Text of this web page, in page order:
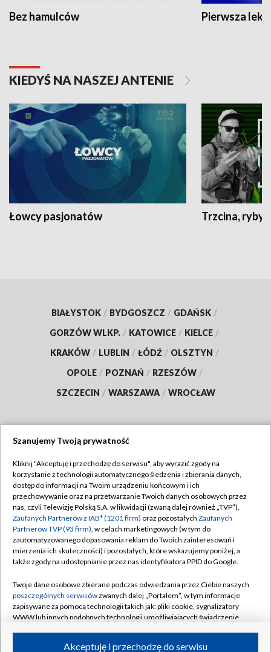
Bez hamulców Pierwsza
KIEDYŚ NA NASZEJ ANTENIE
Łowcy pasjonatów Trzcina, ryby
BIAŁYSTOK / BYDGOSZCZ / GDAŃSK /
GORZÓW WLKP. / KATOWICE / KIELCE /
KRAKÓW / LUBLIN / ŁÓDŹ / OLSZTYN /
OPOLE / POZNAŃ / RZESZÓW /
SZCZECIN / WARSZAWA / WROCŁAW
TVP
Abonament TVP
Emisja w TVP
Centrum informacji TVP
Naziemna Telewizja Cyfrowa
Rada Programowa
System NOS
Informacje o nadawcy
Regulamin TVP
Polityka prywatności
Moje zgody
Pomoc
Kontakt
Kanały
Szanujemy Twoją prywatność
Kliknij "Akceptuję i przechodzę do serwisu", aby wyrazić zgody na
korzystanie z technologii automatycznego śledzenia i zbierania danych,
dostęp do informacji na Twoim urządzeniu końcowym i ich
przechowywanie oraz na przetwarzanie Twoich danych osobowych przez
nas, czyli Telewizję Polską S.A. w likwidacji (zwaną dalej również „TVP”),
Zaufanych Partnerów z IAB* (1201 firm) oraz pozostałych Zaufanych
Partnerów TVP (93 firm), w celach marketingowych (w tym do
zautomatyzowanego dopasowania reklam do Twoich zainteresowań i
mierzenia ich skuteczności) i pozostałych, które wskazujemy poniżej, a
także zgody na udostępnianie przez nas identyfikatora PPID do Google.
Twoje dane osobowe zbierane podczas odwiedzania przez Ciebie naszych
poszczególnych serwisówzwanych dalej „Portalem”, w tym informacje
zapisywane za pomocą technologii takich jak: pliki cookie, sygnalizatory
WWW lub innych podobnych technologii umożliwiających świadczenie
ruchu w Internecie.Akceptuję i przechodzę do serwisu